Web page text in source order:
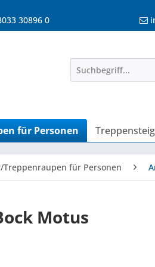
30896 0
für Personen
Treppenraupen für Personen
Motus